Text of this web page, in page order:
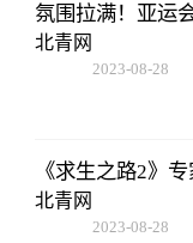
氛围拉满！亚运
北青网
2023-08-28
《求生之路2》
北青网
2023-08-28